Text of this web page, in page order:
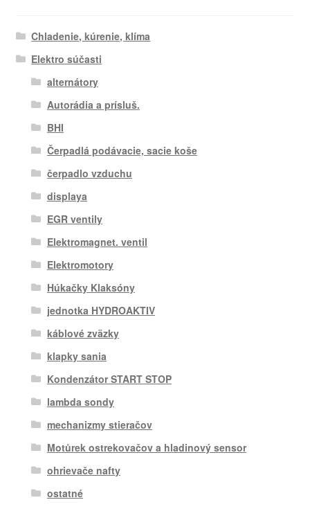
Chladenie, kúrenie, klíma
Elektro súčasti
alternátory
Autorádia a prísluš.
BHI
Čerpadlá podávacie, sacie koše
čerpadlo vzduchu
displaya
EGR ventily
Elektromagnet. ventil
Elektromotory
Húkačky Klaksóny
jednotka HYDROAKTIV
káblové zväzky
klapky sania
Kondenzátor START STOP
lambda sondy
mechanizmy stieračov
Motůrek ostrekovačov a hladinový sensor
ohrievače nafty
ostatné